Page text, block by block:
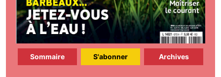
Sommaire S'abonner Archives